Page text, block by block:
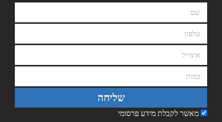
מאשר לקבלת מידע פרסומי
שליחה